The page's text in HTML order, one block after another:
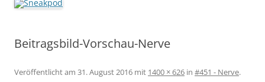
Beitragsbild-Vorschau-Nerve
Veröffentlicht am 31. August 2016 mit 1400 × 626 in #451 - Nerve.